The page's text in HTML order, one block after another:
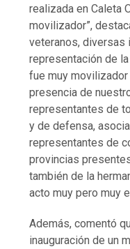
realizada en Caleta
movilizador”,
veteranos, diversas
representación de la
fue muy
presencia de
representantes de
y de defensa,
representantes de
provincias
también de la
acto muy pero muy
Además, comentó
inauguración de un